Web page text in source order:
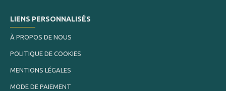
LIENS PERSONNALISÉS
À PROPOS DE NOUS
POLITIQUE DE COOKIES
MENTIONS LÉGALES
MODE DE PAIEMENT